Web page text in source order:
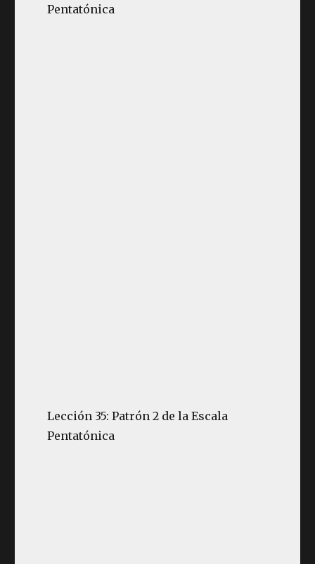
Pentatónica
Lección 35: Patrón 2 de la Escala
Pentatónica